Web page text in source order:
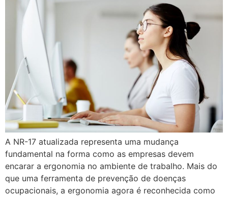
A NR-17 atualizada representa uma mudança
fundamental na forma como as empresas devem
encarar a ergonomia no ambiente de trabalho. Mais do
que uma ferramenta de prevenção de doenças
ocupacionais, a ergonomia agora é reconhecida como